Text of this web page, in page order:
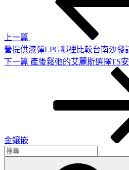
上一篇
營提供漆彈LPG哪裡比較台南沙發
下
下一篇 產後鬆弛的艾麗斯選擇TS
金鑲嵌
搜